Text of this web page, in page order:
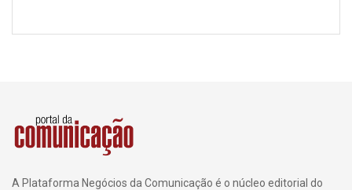
A Plataforma Negócios da Comunicação é o núcleo editorial do